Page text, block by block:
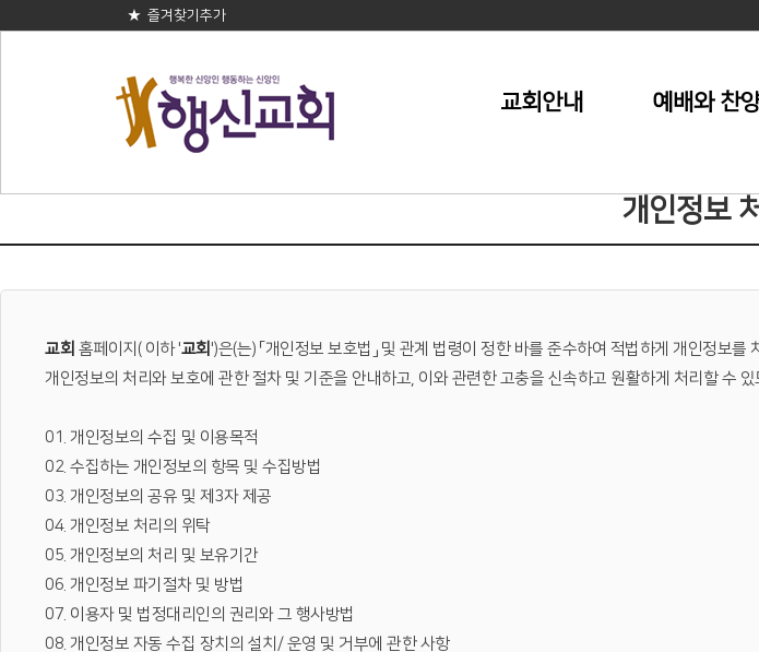
★ 즐겨찾기추가
교회안내 예배와 찬
개인정보
교회 홈페이지(이하 '교회 ')은(는) 「개인정보 보호법」 및 관계 법령이 정한 바를 준수하여 적법하게 개인정보
개인정보의 처리와 보호에 관한 절차 및 기준을 안내하고, 이와 관련한 고충을 신속하고 원활하게 처리할 수
01. 개인정보의 수집 및 이용목적
02. 수집하는 개인정보의 항목 및 수집방법
03. 개인정보의 공유 및 제3자 제공
04. 개인정보 처리의 위탁
05. 개인정보의 처리 및 보유기간
06. 개인정보 파기절차 및 방법
07. 이용자 및 법정대리인의 권리와 그 행사방법
08. 개인정보 자동 수집 장치의 설치/ 운영 및 거부에 관한 사항